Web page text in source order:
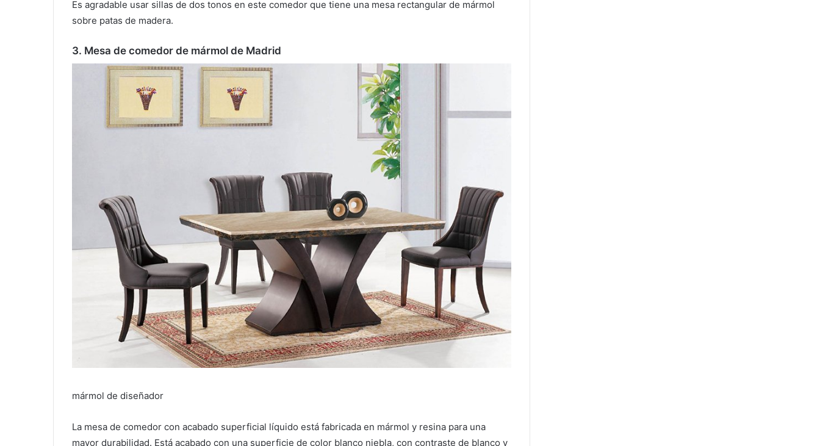
Es agradable usar sillas de dos tonos en este comedor que tiene una mesa rectangular de mármol
sobre patas de madera.
3. Mesa de comedor de mármol de Madrid
mármol de diseñador
La mesa de comedor con acabado superficial líquido está fabricada en mármol y resina para una
mayor durabilidad. Está acabado con una superficie de color blanco niebla, con contraste de blanco y